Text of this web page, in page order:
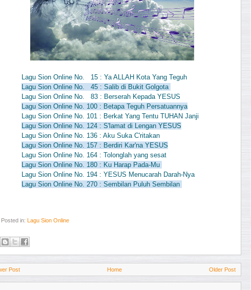
Lagu Sion Online No. 15 : Ya ALLAH Kota Yang Teguh
Lagu Sion Online No. 45 : Salib di Bukit Golgota
Lagu Sion Online No. 83 : Berserah Kepada YESUS
Lagu Sion Online No. 100 : Betapa Teguh Persatuannya
Lagu Sion Online No. 101 : Berkat Yang Tentu TUHAN Janji
Lagu Sion Online No. 124 : S'lamat di Lengan YESUS
Lagu Sion Online No. 136 : Aku Suka C'ritakan
Lagu Sion Online No. 157 : Berdiri Kar'na YESUS
Lagu Sion Online No. 164 : Tolonglah yang sesat
Lagu Sion Online No. 180 : Ku Harap Pada-Mu
Lagu Sion Online No. 194 : YESUS Menucarah Darah-Nya
Lagu Sion Online No. 270 : Sembilan Puluh Sembilan
Posted in: Lagu Sion Online
Post Older Post
Home